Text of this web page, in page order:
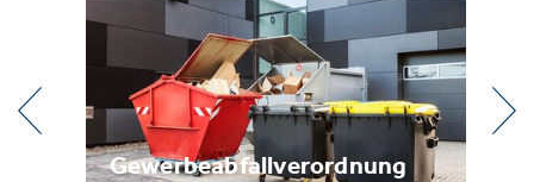
Gewerbeabfallverordnung